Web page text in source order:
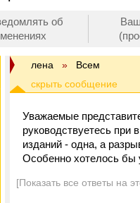
об
лена » Всем
Уважаемые
руководствуетесь при
изданий - одна, а
Особенно хотелось бы
[Показать все ответы на